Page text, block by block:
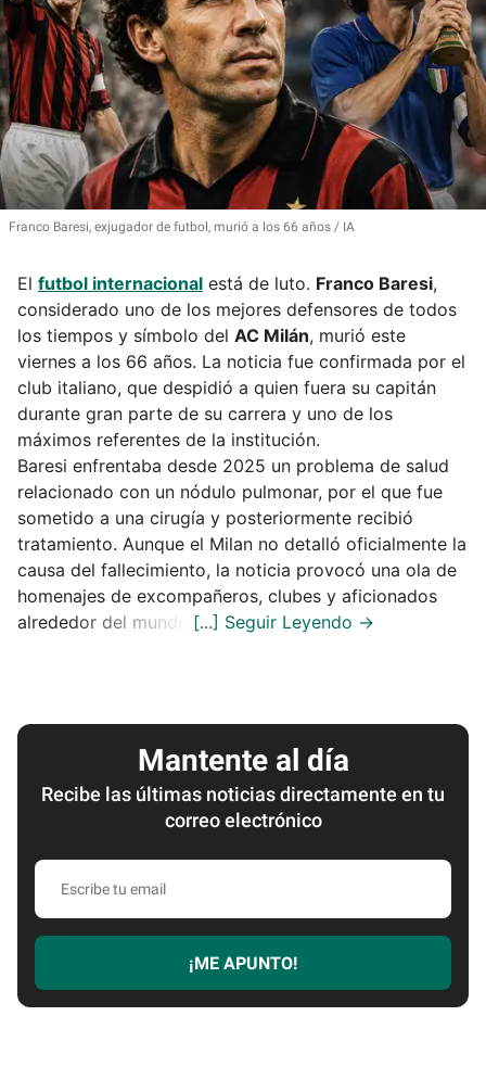
Franco Baresi, exjugador de futbol, murió a los 66 años IA
El futbol internacional está de luto. Franco Baresi,
considerado uno de los mejores defensores de todos
los tiempos y símbolo del AC Milán, murió este
viernes a los 66 años. La noticia fue confirmada por el
club italiano, que despidió a quien fuera su capitán
durante gran parte de su carrera y uno de los
máximos referentes de la institución.
Baresi enfrentaba desde 2025 un problema de salud
relacionado con un nódulo pulmonar, por el que fue
sometido a una cirugía y posteriormente recibió
tratamiento. Aunque el Milan no detalló oficialmente la
causa del fallecimiento, la noticia provocó una ola de
homenajes de excompañeros, clubes y aficionados
alrededor del mundo.
Mantente al día
Recibe las últimas noticias directamente en tu
correo electrónico
Escribe
email
¡ME APUNTO!